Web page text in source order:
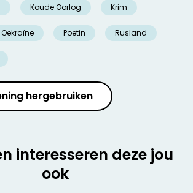
Koude Oorlog Krim
Oekraïne Poetin Rusland
hergebruiken
interesseren deze jou
ook